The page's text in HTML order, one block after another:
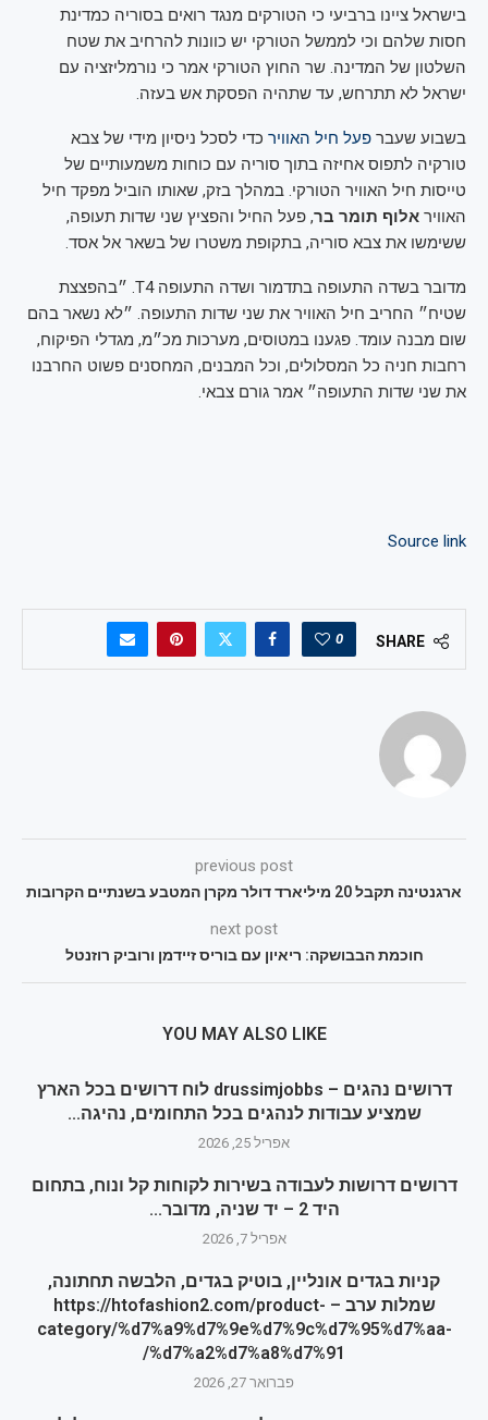
בישראל ציינו ברביעי כי הטורקים מנגד רואים בסוריה כמדינת
חסות שלהם וכי לממשל הטורקי יש כוונות להרחיב את שטח
השלטון של המדינה. שר החוץ הטורקי אמר כי נורמליזציה עם
ישראל לא תתרחש, עד שתהיה הפסקת אש בעזה.
בשבוע שעבר פעל חיל האוויר כדי לסכל ניסיון מידי של צבא
טורקיה לתפוס אחיזה בתוך סוריה עם כוחות משמעותיים של
טייסות חיל האוויר הטורקי. במהלך בזק, שאותו הוביל מפקד חיל
האוויר אלוף תומר בר, פעל החיל והפציץ שני שדות תעופה,
ששימשו את צבא סוריה, בתקופת משטרו של בשאר אל אסד.
מדובר בשדה התעופה בתדמור ושדה התעופה T4. ״בהפצצת
שטיח״ החריב חיל האוויר את שני שדות התעופה. ״לא נשאר בהם
שום מבנה עומד. פגענו במטוסים, מערכות מכ״מ, מגדלי הפיקוח,
רחבות חניה כל המסלולים, וכל המבנים, המחסנים פשוט החרבנו
את שני שדות התעופה״ אמר גורם צבאי.
Source link
SHARE
0
previous post
ארגנטינה תקבל 20 מיליארד דולר מקרן המטבע בשנתיים הקרובות
next post
חוכמת הבבושקה: ריאיון עם בוריס זיידמן ורוביק רוזנטל
YOU MAY ALSO LIKE
דרושים נהגים – drussimjobbs לוח דרושים בכל הארץ
שמציע עבודות לנהגים בכל התחומים, נהיגה...
אפריל 25, 2026
דרושים דרושות לעבודה בשירות לקוחות קל ונוח, בתחום
היד 2 – יד שניה, מדובר...
אפריל 7, 2026
קניות בגדים אונליין, בוטיק בגדים, הלבשה תחתונה,
שמלות ערב – https://htofashion2.com/product-
category/%d7%a9%d7%9e%d7%9c%d7%95%d7%aa-
%d7%a2%d7%a8%d7%91/
פברואר 27, 2026